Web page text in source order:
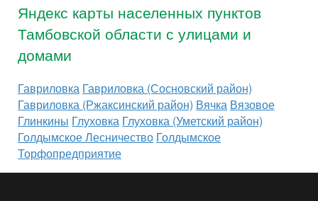
Яндекс карты населенных пунктов
Тамбовской области с улицами и
домами
Гавриловка Гавриловка (Сосновский район)
Гавриловка (Ржаксинский район) Вячка Вязовое
Глинкины Глуховка Глуховка (Уметский район)
Голдымское Лесничество Голдымское
Торфопредприятие